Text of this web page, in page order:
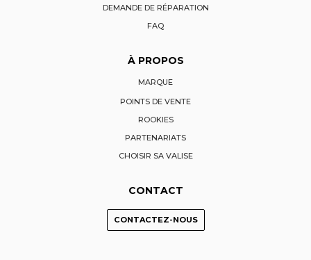
DEMANDE DE RÉPARATION
FAQ
À PROPOS
MARQUE
POINTS DE VENTE
ROOKIES
PARTENARIATS
CHOISIR SA VALISE
CONTACT
CONTACTEZ-NOUS